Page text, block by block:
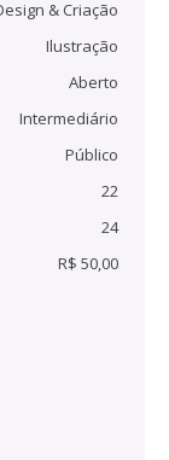
& Criação
Ilustração
Aberto
Intermediário
Público
22
24
R$ 50,00